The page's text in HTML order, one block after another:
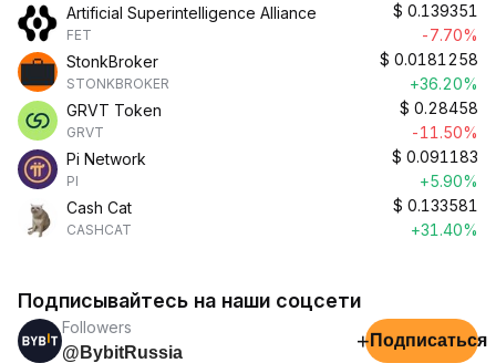
Artificial Superintelligence Alliance
FET
$ 0.139351
-7.70%
StonkBroker
STONKBROKER
$ 0.0181258
+36.20%
GRVT Token
GRVT
$ 0.28458
-11.50%
Pi Network
PI
$ 0.091183
+5.90%
Cash Cat
CASHCAT
$ 0.133581
+31.40%
Подписывайтесь на наши соцсети
Followers
@BybitRussia
+ Подписаться